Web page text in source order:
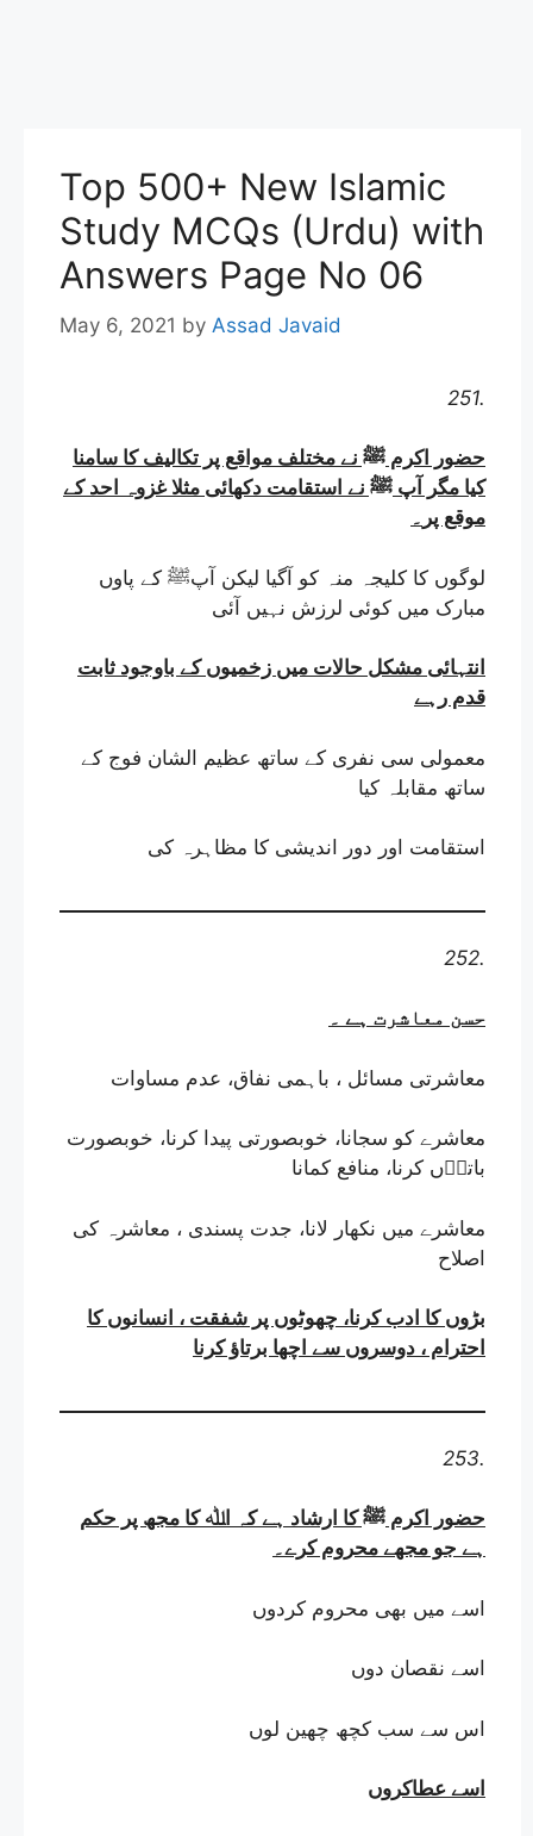
Top 500+ New Islamic
Study MCQs (Urdu) with
Answers Page No 06
May 6, 2021 by Assad Javaid
251.
حضور اکرم ﷺ نے مختلف مواقع پر تکالیف کا سامنا
کیا مگر آپ ﷺ نے استقامت دکھائی مثلا غزوہ احد کے
موقع پر ۔
لوگوں کا کلیجہ منہ کو آگیا لیکن آپﷺ کے پاوں
مبارک میں کوئی لرزش نہیں آئی
انتہائی مشکل حالات میں زخمیوں کے باوجود ثابت
قدم رہے
معمولی سی نفری کے ساتھ عظیم الشان فوج کے
ساتھ مقابلہ کیا
استقامت اور دور اندیشی کا مظاہرہ کی
252.
حسن معاشرت ہے ۔
معاشرتی مسائل ، باہمی نفاق، عدم مساوات
معاشرے کو سجانا، خوبصورتی پیدا کرنا، خوبصورت
باتےؓں کرنا، منافع کمانا
معاشرے میں نکھار لانا، جدت پسندی ، معاشرہ کی
اصلاح
بڑوں کا ادب کرنا، چھوٹوں پر شفقت ، انسانوں کا
احترام ، دوسروں سے اچھا برتاؤ کرنا
253.
حضور اکرم ﷺ کا ارشاد ہے کہ اﷲ کا مجھ پر حکم
ہے جو مجھے محروم کرے۔
اسے میں بھی محروم کردوں
اسے نقصان دوں
اس سے سب کچھ چھین لوں
اسے عطاکروں